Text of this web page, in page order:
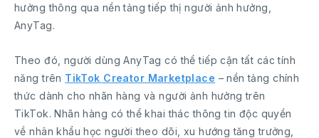
hưởng thông qua nền tảng tiếp thị người ảnh hưởng,
AnyTag.
Theo đó, người dùng AnyTag có thể tiếp cận tất các tính
năng trên TikTok Creator Marketplace – nền tảng chính
thức dành cho nhãn hàng và người ảnh hưởng trên
TikTok. Nhãn hàng có thể khai thác thông tin độc quyền
về nhân khẩu học người theo dõi, xu hướng tăng trưởng,